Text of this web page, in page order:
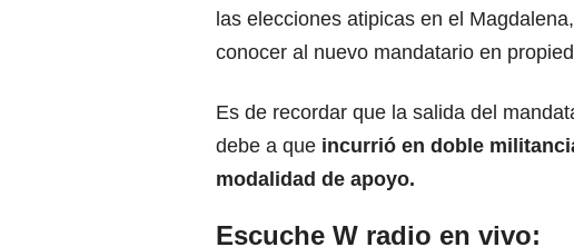
las elecciones atipicas en el
conocer al nuevo mandatario en
Es de recordar que la salida del
debe a que incurrió en doble
modalidad de apoyo.
Escuche W radio en vivo: